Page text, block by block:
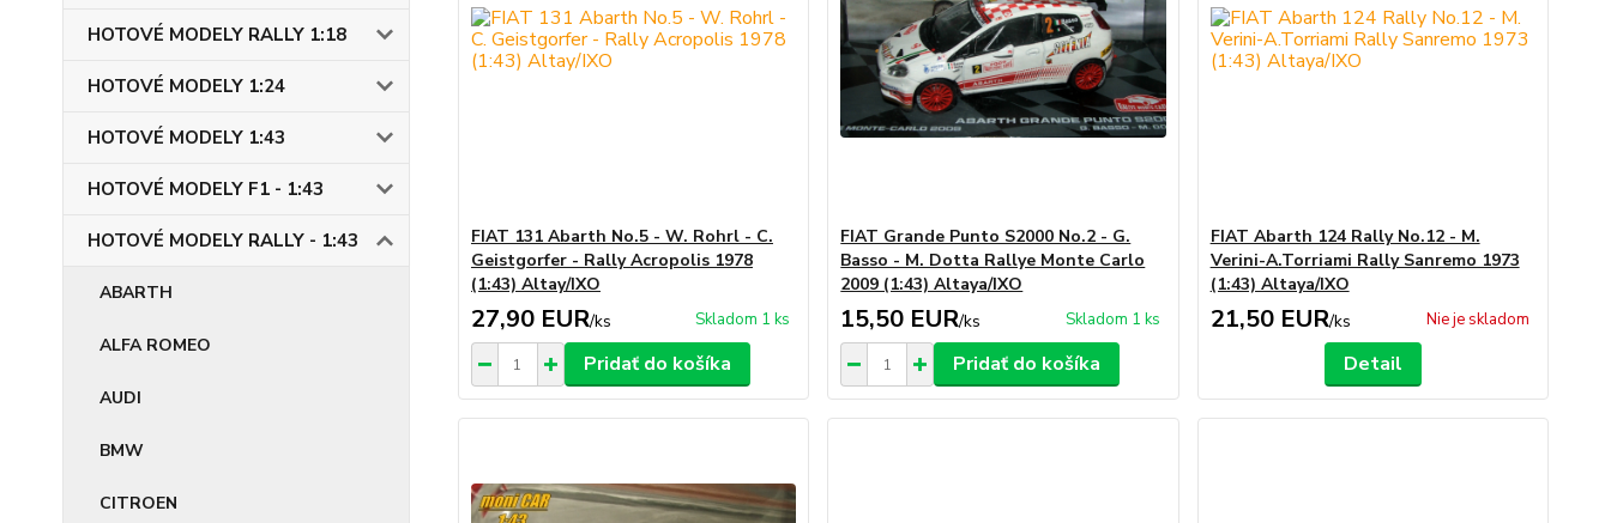
HOTOVÉ MODELY RALLY 1:18
HOTOVÉ MODELY 1:24
HOTOVÉ MODELY 1:43
HOTOVÉ MODELY F1 - 1:43
HOTOVÉ MODELY RALLY - 1:43
ABARTH
ALFA ROMEO
AUDI
BMW
CITROEN
FIAT 131 Abarth No.5 - W. Rohrl - C.
Geistgorfer - Rally Acropolis 1978
(1:43) Altay/IXO
27,90 EUR/ks Skladom 1 ks
Pridať do košíka
FIAT Grande Punto S2000 No.2 - G.
Basso - M. Dotta Rallye Monte Carlo
2009 (1:43) Altaya/IXO
15,50 EUR/ks Skladom 1 ks
Pridať do košíka
FIAT Abarth 124 Rally No.12 - M.
Verini-A.Torriami Rally Sanremo 1973
(1:43) Altaya/IXO
21,50 EUR/ks Nie je skladom
Detail